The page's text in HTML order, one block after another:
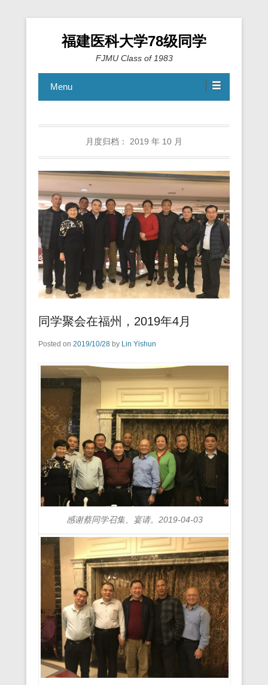
福建医科大学78级同学
FJMU Class of 1983
Menu
月度归档： 2019 年 10 月
同学聚会在福州，2019年4月
Posted on 2019/10/28 by Lin Yishun
感谢蔡同学召集、宴请。2019-04-03